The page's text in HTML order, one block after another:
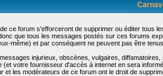
ce forum s'efforceront de supprimer ou éditer tous
que tous les messages postés sur ces forums
même) et par conséquent ne peuvent pas être
injurieux, obscènes, vulgaires,
(et votre fournisseur d'accès à internet en sera
et les modérateurs de ce forum ont le droit de